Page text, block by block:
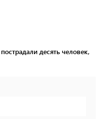
десять человек,